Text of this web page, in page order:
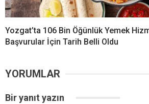
Yozgat’ta 106 Bin Öğünlük Yemek
Başvurular İçin Tarih Belli Oldu
YORUMLAR
Bir yanıt yazın